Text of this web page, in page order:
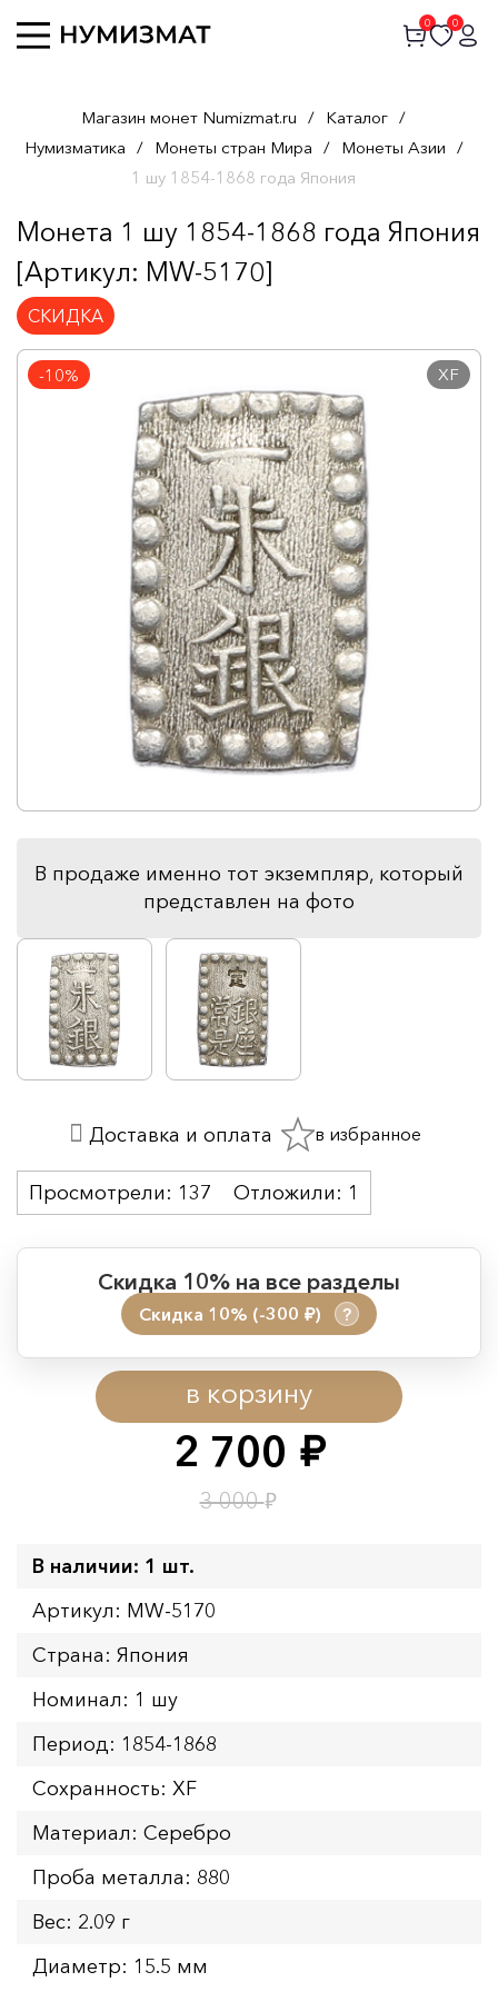
0 0
Магазин монет Numizmat.ru / Каталог /
Нумизматика / Монеты стран Мира / Монеты Азии /
1 шу 1854-1868 года Япония
Монета 1 шу 1854-1868 года Япония
[Артикул: MW-5170]
СКИДКА
-10% XF
В продаже именно тот экземпляр, который
представлен на фото
2 700 руб.
3 000₽
в корзину
Скидка 10% на все разделы
Скидка 10% (-300 руб.) ?
Период действия акции:
Начало:
08.08.2026 00:01
Окончание:
09.08.2026 23:59
Время до окончания:
Просмотрели: 137 Отложили: 1
Доставка и оплата в избранное
В наличии: 1 шт.
Артикул: MW-5170
Страна: Япония
Номинал: 1 шу
Период: 1854-1868
Сохранность: XF
Материал: Серебро
Проба металла: 880
Вес: 2.09 г
Диаметр: 15.5 мм